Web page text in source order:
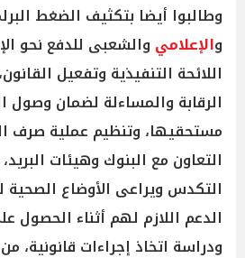
وطالبوا أيضا بتكثيف الضغط
والإعلامي والشعبى للدفع نحو
اللائحة التنفيذية وتفعيل
الرقابة والمساءلة لضمان وصول
مستحقيها، وتنظيم عملية صرف
التعاون مع البنوك وهيئات
التكدس ويراعى الأوضاع الصحية
الدعم اللازم لهم أثناء الحصول
ودراسة اتخاذ إجراءات قانونية،